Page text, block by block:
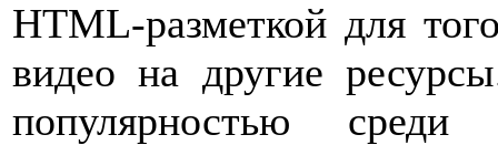
HTML-разметкой для
видео на другие
популярностью среди